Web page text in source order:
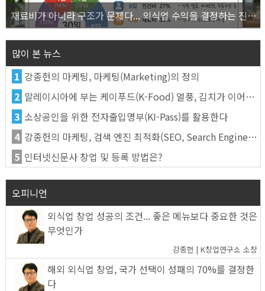
재료비가 아니라 구조가 문제다... 외식업 수익을 결정하는 진짜 숫자의 비밀
많이 본 뉴스
1 강종헌의 마케팅, 마케팅(Marketing)의 정의
2 말레이시아에 부는 케이푸드(K-Food) 열풍, 김치가 이어간다
3 소상공인을 위한 전자출입명부(KI-Pass)를 활용한다
4 강종헌의 마케팅, 검색 엔진 최적화(SEO, Search Engine Optimization)란
5 인터넷신문사 창업 및 등록 방법은?
오피니언
외식업 창업 성공의 조건... 좋은 메뉴보다 중요한 것은
무엇인가
강종헌 | K창업연구소 소장
해외 외식업 창업, 국가 선택이 성패의 70%를 결정한
다